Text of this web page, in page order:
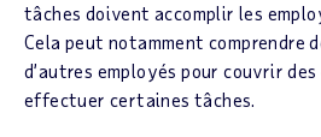
tâches doivent accomplir les
Cela peut notamment comprendre
d’autres employés pour couvrir
effectuer certaines tâches.